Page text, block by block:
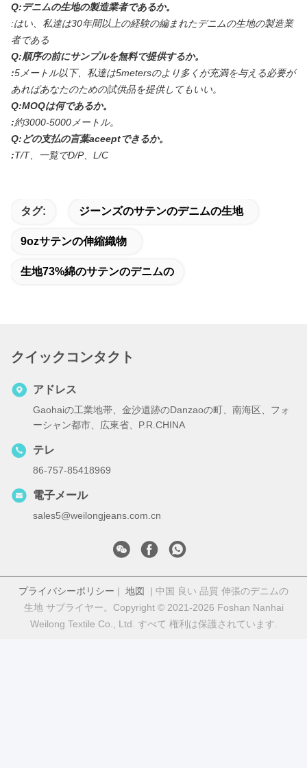
Q:デニムの生地の製造業者であるか。
:はい、私達は30年間以上の経験の編まれたデニムの生地の製造業
者である
Q:順序の前にサンプルを無料で提供するか。
:5メートル以下、私達は5metersのより多くが充満を与える必要が
あればあなたのための試供品を提供してもいい。
Q:MOQは何であるか。
:約3000-5000メートル。
Q:どの支払の言葉aceeptできるか。
:T/T、一覧でD/P、L/C
タグ: ジーンズのサテンのデニムの生地
9ozサテンの伸縮織物
生地73%綿のサテンのデニムの
クイックコンタクト
アドレス
Gaohaiの工業地帯、金沙遺跡のDanzaoの町、南海区、フォ
ーシャン都市、広東省、P.R.CHINA
テレ
86-757-85418969
電子メール
sales5@weilongjeans.com.cn
プライバシーポリシー | 地図
| 中国 良い 品質 伸張のデニムの
生地 サプライヤー。Copyright © 2021-2026 Foshan Nanhai
Weilong Textile Co., Ltd. すべて 権利は保護されています.